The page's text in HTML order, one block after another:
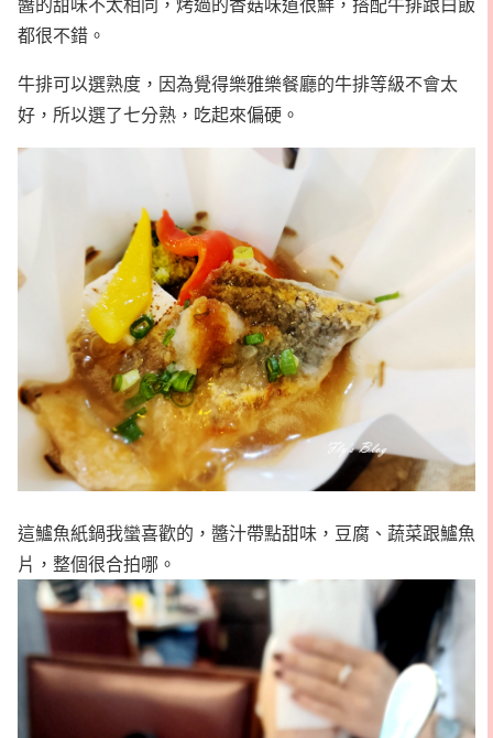
都很不錯。
牛排可以選熟度，因為覺得樂雅樂餐廳的牛排等級不會太
好，所以選了七分熟，吃起來偏硬。
這鱸魚紙鍋我蠻喜歡的，醬汁帶點甜味，豆腐、蔬菜跟鱸魚
片，整個很合拍哪。